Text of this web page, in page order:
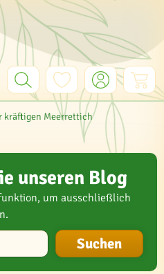
kräftigen Meerrettich
unseren Blog
um ausschließlich